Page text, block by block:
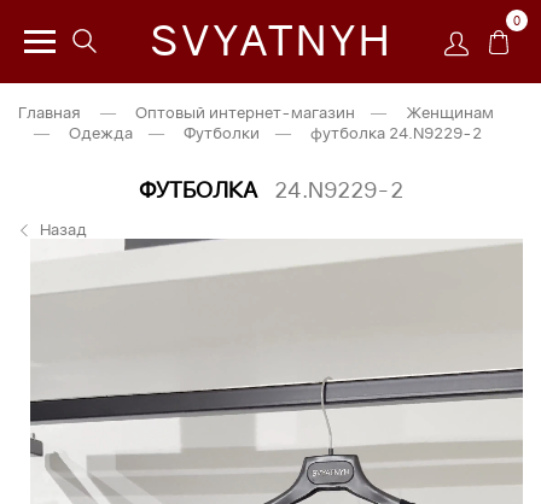
SVYATNYH 0
Главная — Оптовый интернет-магазин —
Женщинам
—
Одежда — Футболки — футболка 24.N9229-2
ФУТБОЛКА 24.N9229-2
Назад